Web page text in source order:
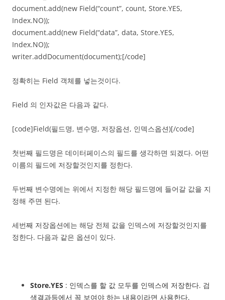
document.add(new Field(“count”, count, Store.YES,
Index.NO));
document.add(new Field(“data”, data, Store.YES,
Index.NO));
writer.addDocument(document);[/code]
정확히는 Field 객체를 넣는것이다.
Field 의 인자값은 다음과 같다.
[code]Field(필드명, 변수명, 저장옵션, 인덱스옵션)[/code]
첫번째 필드명은 데이터페이스의 필드를 생각하면 되겠다. 어떤
이름의 필드에 저장할것인지를 정한다.
두번째 변수명에는 위에서 지정한 해당 필드명에 들어갈 값을 지
정해 주면 된다.
세번째 저장옵션에는 해당 전체 값을 인덱스에 저장할것인지를
정한다. 다음과 같은 옵션이 있다.
Store.YES : 인덱스를 할 값 모두를 인덱스에 저장한다. 검
색결과등에서 꼭 보여야 하는 내용이라면 사용한다.